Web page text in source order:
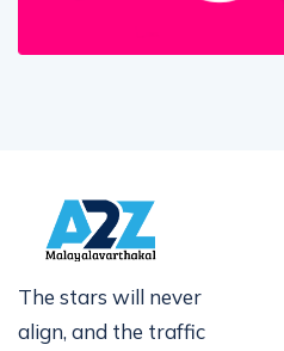
The stars will never
align, and the traffic